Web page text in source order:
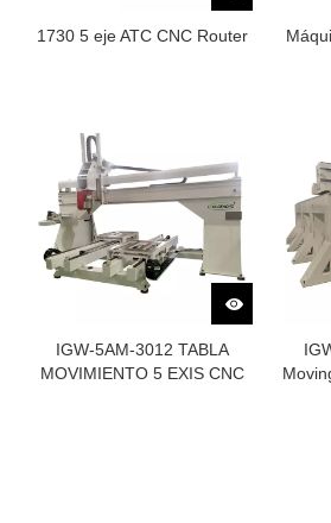
1730 5 eje ATC CNC Router
IGW-5AM-3012 TABLA
MOVIMIENTO 5 EXIS CNC